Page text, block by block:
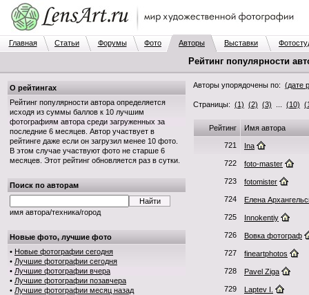
Главная Статьи Форумы Фото Авторы Выставки
Рейтинг популярности
О рейтингах
Рейтинг популярности автора определяется
исходя из суммы баллов к 10 лучшим
фотографиям автора среди загруженных за
последние 6 месяцев. Автор участвует в
рейтинге даже если он загрузил менее 10 фото.
В этом случае участвуют фото не старше 6
месяцев. Этот рейтинг обновляется раз в сутки.
Поиск по авторам
имя автора/техника/город
Новые фото, лучшие фото
• Новые фотографии сегодня
• Лучшие фотографии сегодня
• Лучшие фотографии вчера
• Лучшие фотографии позавчера
• Лучшие фотографии месяц назад
Авторы упорядочены по: (дате
Страницы: (1) (2) (3) (10)
Рейтинг Имя автора
721 Ina
722 foto-master
723 fotomister
724 Елена
725 Innokentiy
726 Вовка фотограф
727 fineartphotos
728 Pavel Ziga
729 Laptev I.